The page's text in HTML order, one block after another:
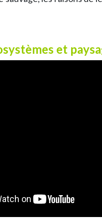
et